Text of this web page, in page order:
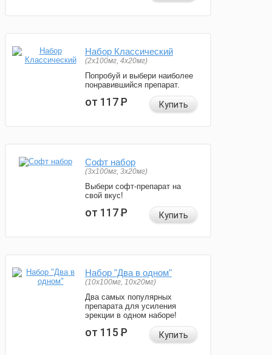
Набор Классический
(2x100мг, 4x20мг)
Попробуй и выбери наиболее
понравившийся препарат.
от 117Р Купить
Софт набор
(3x100мг, 3x20мг)
Выбери софт-препарат на
свой вкус!
от 117Р Купить
Набор "Два в одном"
(10x100мг, 10x20мг)
Два самых популярных
препарата для усиления
эрекции в одном наборе!
от 115Р Купить